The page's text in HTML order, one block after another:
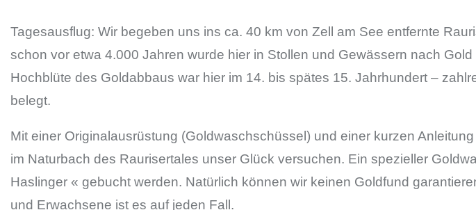
Tagesausflug: Wir begeben uns ins ca. 40 km von Zell am See entfernte
schon vor etwa 4.000 Jahren wurde hier in Stollen und Gewässern nach
Hochblüte des Goldabbaus war hier im 14. bis spätes 15. Jahrhundert –
belegt.
Mit einer Originalausrüstung (Goldwaschschüssel) und einer kurzen
im Naturbach des Raurisertales unser Glück versuchen. Ein spezieller
Haslinger « gebucht werden. Natürlich können wir keinen Goldfund
und Erwachsene ist es auf jeden Fall.